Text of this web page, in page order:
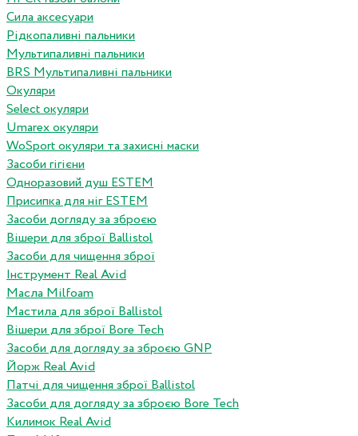
Сила аксесуари
Рідкопаливні пальники
Мультипаливні пальники
BRS Мультипаливні пальники
Окуляри
Select окуляри
Umarex окуляри
WoSport окуляри та захисні маски
Засоби гігієни
Одноразовий душ ESTEM
Присипка для ніг ESTEM
Засоби догляду за зброєю
Вішери для зброї Ballistol
Засоби для чищення зброї
Інструмент Real Avid
Масла Milfoam
Мастила для зброї Ballistol
Вішери для зброї Bore Tech
Засоби для догляду за зброєю GNP
Йорж Real Avid
Патчі для чищення зброї Ballistol
Засоби для догляду за зброєю Bore Tech
Килимок Real Avid